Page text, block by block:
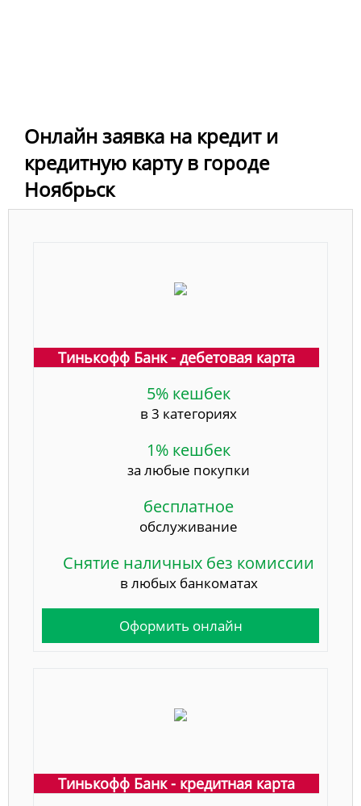
Онлайн заявка на кредит и
кредитную карту в городе
Ноябрьск
Тинькофф Банк - дебетовая карта
5% кешбек
в 3 категориях
1% кешбек
за любые покупки
бесплатное
обслуживание
Снятие наличных без комиссии
в любых банкоматах
Оформить онлайн
Тинькофф Банк - кредитная карта